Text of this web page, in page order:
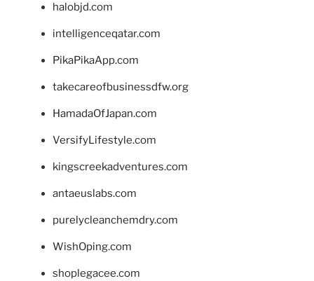
halobjd.com
intelligenceqatar.com
PikaPikaApp.com
takecareofbusinessdfw.org
HamadaOfJapan.com
VersifyLifestyle.com
kingscreekadventures.com
antaeuslabs.com
purelycleanchemdry.com
WishOping.com
shoplegacee.com